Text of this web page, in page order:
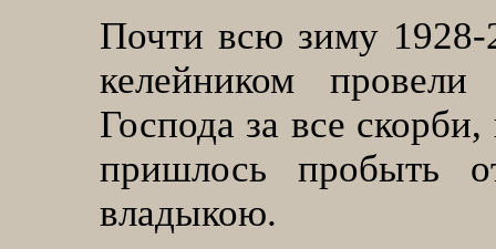
Почти всю зиму 1928-
келейником
Господа за все
пришлось пробыть
владыкою.